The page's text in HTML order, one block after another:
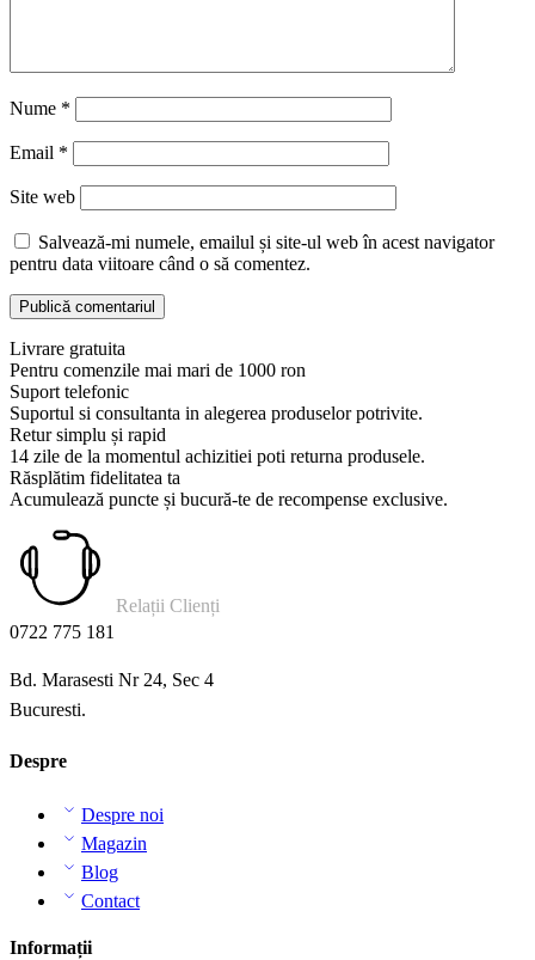
Nume *
Email *
Site web
Salvează-mi numele, emailul și site-ul web în acest navigator
pentru data viitoare când o să comentez.
Livrare gratuita
Pentru comenzile mai mari de 1000 ron
Suport telefonic
Suportul si consultanta in alegerea produselor potrivite.
Retur simplu și rapid
14 zile de la momentul achizitiei poti returna produsele.
Răsplătim fidelitatea ta
Acumulează puncte și bucură-te de recompense exclusive.
Relații Clienți
0722 775 181
Bd. Marasesti Nr 24, Sec 4
Bucuresti.
Despre
Despre noi
Magazin
Blog
Contact
Informații